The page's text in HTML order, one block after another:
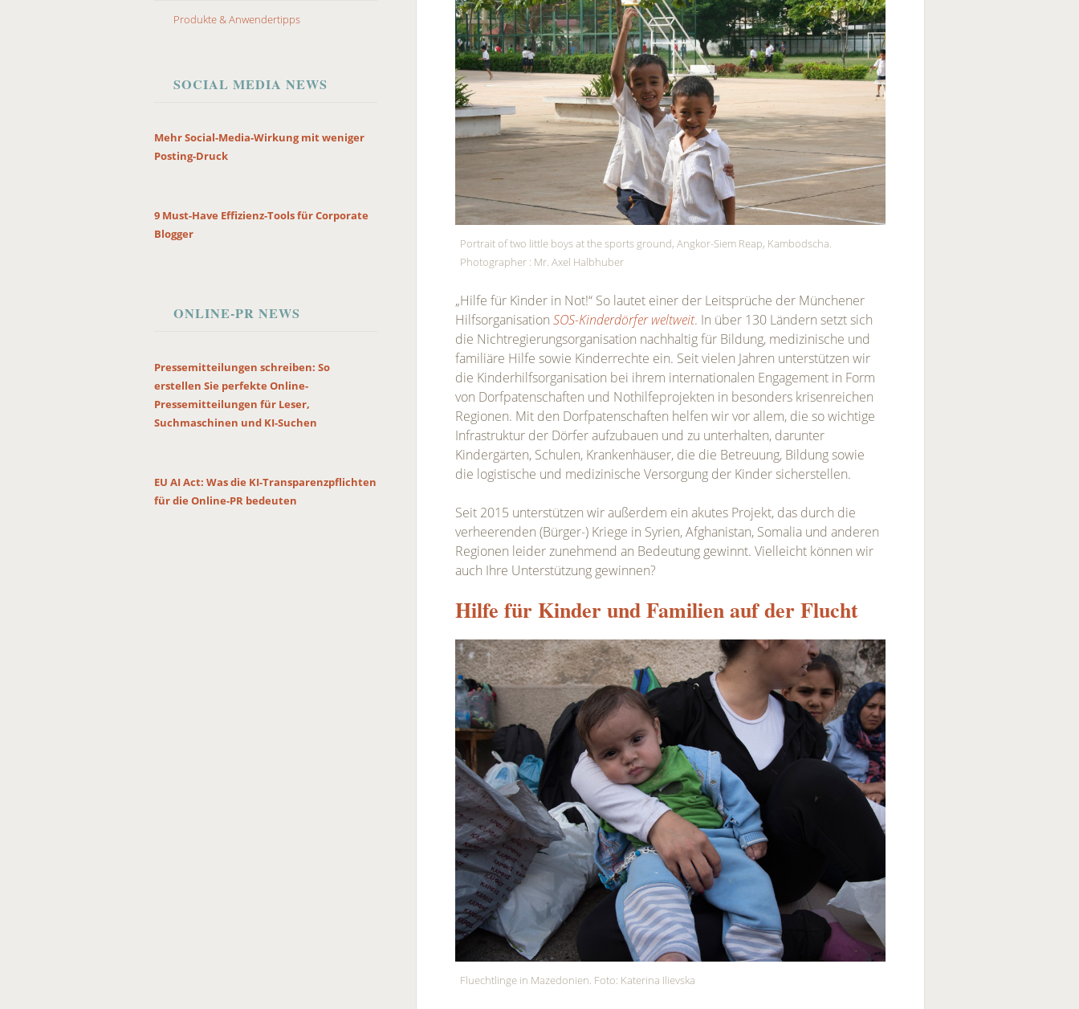
Produkte & Anwendertipps
SOCIAL MEDIA NEWS
Mehr Social-Media-Wirkung mit weniger
Posting-Druck
9 Must-Have Effizienz-Tools für Corporate
Blogger
ONLINE-PR NEWS
Pressemitteilungen schreiben: So
erstellen Sie perfekte Online-
Pressemitteilungen für Leser,
Suchmaschinen und KI-Suchen
EU AI Act: Was die KI-Transparenzpflichten
für die Online-PR bedeuten
Portrait of two little boys at the sports ground, Angkor-Siem Reap, Kambodscha.
Photographer : Mr. Axel Halbhuber
„Hilfe für Kinder in Not!“ So lautet einer der Leitsprüche der Münchener
HilfsorganisationSOS-Kinderdörfer weltweit. In über 130 Ländern setzt sich
die Nichtregierungsorganisation nachhaltig für Bildung, medizinische und
familiäre Hilfe sowie Kinderrechte ein. Seit vielen Jahren unterstützen wir
die Kinderhilfsorganisation bei ihrem internationalen Engagement in Form
von Dorfpatenschaften und Nothilfeprojekten in besonders krisenreichen
Regionen. Mit den Dorfpatenschaften helfen wir vor allem, die so wichtige
Infrastruktur der Dörfer aufzubauen und zu unterhalten, darunter
Kindergärten, Schulen, Krankenhäuser, die die Betreuung, Bildung sowie
die logistische und medizinische Versorgung der Kinder sicherstellen.
Seit 2015 unterstützen wir außerdem ein akutes Projekt, das durch die
verheerenden (Bürger-) Kriege in Syrien, Afghanistan, Somalia und anderen
Regionen leider zunehmend an Bedeutung gewinnt. Vielleicht können wir
auch Ihre Unterstützung gewinnen?
Hilfe für Kinder und Familien auf der Flucht
Fluechtlinge in Mazedonien. Foto: Katerina Ilievska